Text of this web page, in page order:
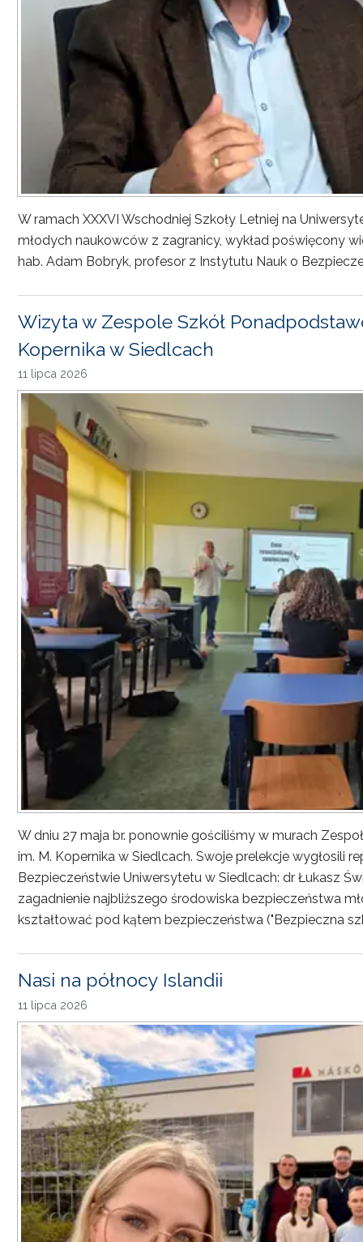
W ramach XXXVI Wschodniej Szkoły Letniej na
młodych naukowców z zagranicy, wykład poświęcony
hab. Adam Bobryk, profesor z Instytutu Nauk o
Wizyta w Zespole Szkół
Kopernika w Siedlcach
11 lipca 2026
W dniu 27 maja br. ponownie gościliśmy w murach
im. M. Kopernika w Siedlcach. Swoje prelekcje wygłosili
Bezpieczeństwie Uniwersytetu w Siedlcach: dr Łukasz
zagadnienie najbliższego środowiska bezpieczeństwa
kształtować pod kątem bezpieczeństwa ("Bezpieczna
Nasi na północy Islandii
11 lipca 2026